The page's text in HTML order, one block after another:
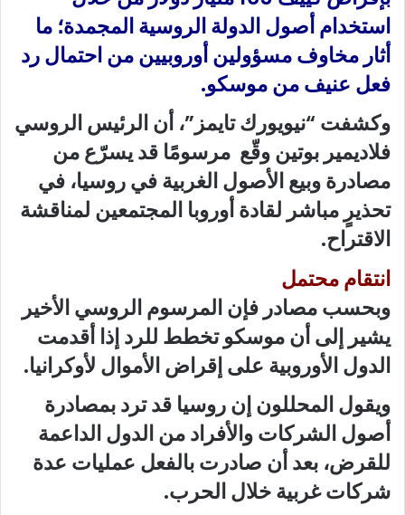
استخدام أصول الدولة الروسية المجمدة؛ ما
أثار مخاوف مسؤولين أوروبيين من احتمال رد
فعل عنيف من موسكو.
وكشفت “نيويورك تايمز”، أن الرئيس الروسي
فلاديمير بوتين وقّع مرسومًا قد يسرّع من
مصادرة وبيع الأصول الغربية في روسيا، في
تحذيرٍ مباشر لقادة أوروبا المجتمعين لمناقشة
الاقتراح.
انتقام محتمل
وبحسب مصادر فإن المرسوم الروسي الأخير
يشير إلى أن موسكو تخطط للرد إذا أقدمت
الدول الأوروبية على إقراض الأموال لأوكرانيا.
ويقول المحللون إن روسيا قد ترد بمصادرة
أصول الشركات والأفراد من الدول الداعمة
للقرض، بعد أن صادرت بالفعل عمليات عدة
شركات غربية خلال الحرب.